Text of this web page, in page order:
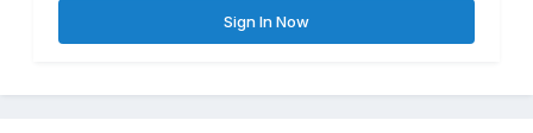
Sign In Now